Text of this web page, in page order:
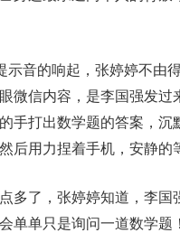
音的响起，张婷婷不由
微信内容，是李国强发过
手打出数学题的答案，沉
后用力捏着手机，安静的
多了，张婷婷知道，李国
单单只是询问一道数学题！